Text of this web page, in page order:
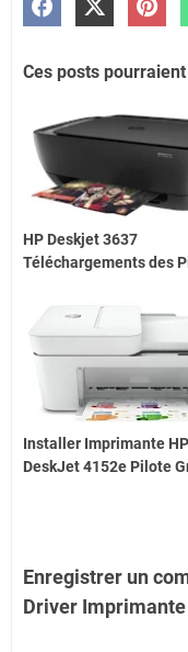
Ces posts
HP Deskjet 3637
Téléchargements des
Installer Imprimante HP
DeskJet 4152e Pilote
Enregistrer un
Driver